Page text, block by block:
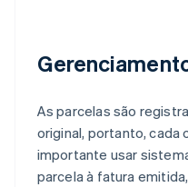
As parcelas são
original, portanto, cada
importante usar
parcela à fatura